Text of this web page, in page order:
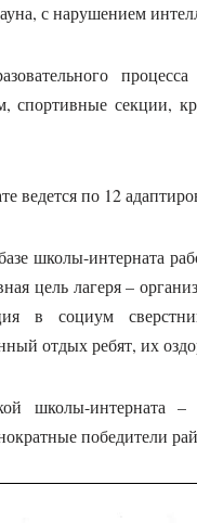
с нарушением
спортивные секции,
ведется по 12
школы-интерната
цель лагеря –
в социум
отдых ребят, их
школы-интерната
победители